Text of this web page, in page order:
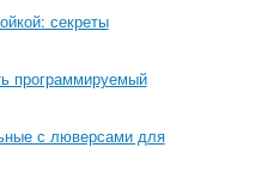
секреты
программируемый
с люверсами для